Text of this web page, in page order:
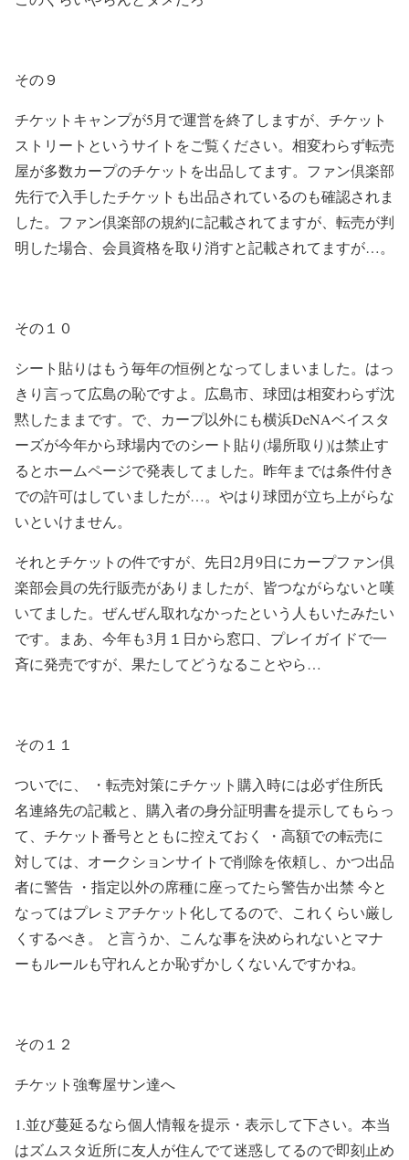
その９
チケットキャンプが5月で運営を終了しますが、チケット
ストリートというサイトをご覧ください。相変わらず転売
屋が多数カープのチケットを出品してます。ファン倶楽部
先行で入手したチケットも出品されているのも確認されま
した。ファン倶楽部の規約に記載されてますが、転売が判
明した場合、会員資格を取り消すと記載されてますが…。
その１０
シート貼りはもう毎年の恒例となってしまいました。はっ
きり言って広島の恥ですよ。広島市、球団は相変わらず沈
黙したままです。で、カープ以外にも横浜DeNAベイスタ
ーズが今年から球場内でのシート貼り(場所取り)は禁止す
るとホームページで発表してました。昨年までは条件付き
での許可はしていましたが…。やはり球団が立ち上がらな
いといけません。
それとチケットの件ですが、先日2月9日にカープファン倶
楽部会員の先行販売がありましたが、皆つながらないと嘆
いてました。ぜんぜん取れなかったという人もいたみたい
です。まあ、今年も3月１日から窓口、プレイガイドで一
斉に発売ですが、果たしてどうなることやら…
その１１
ついでに、 ・転売対策にチケット購入時には必ず住所氏
名連絡先の記載と、購入者の身分証明書を提示してもらっ
て、チケット番号とともに控えておく ・高額での転売に
対しては、オークションサイトで削除を依頼し、かつ出品
者に警告 ・指定以外の席種に座ってたら警告か出禁 今と
なってはプレミアチケット化してるので、これくらい厳し
くするべき。 と言うか、こんな事を決められないとマナ
ーもルールも守れんとか恥ずかしくないんですかね。
その１２
チケット強奪屋サン達へ
1.並び蔓延るなら個人情報を提示・表示して下さい。本当
はズムスタ近所に友人が住んでて迷惑してるので即刻止め